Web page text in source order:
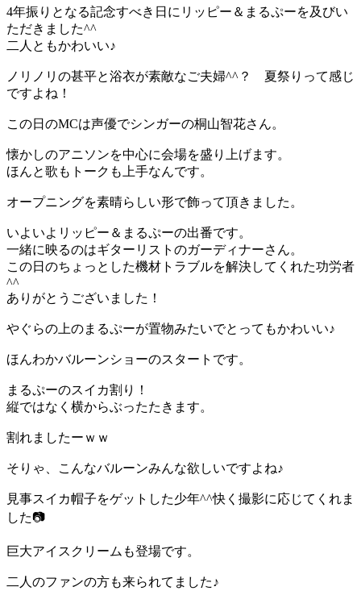
4年振りとなる記念すべき日にリッピー＆まるぷーを及びい
ただきました^^
二人ともかわいい♪
ノリノリの甚平と浴衣が素敵なご夫婦^^？ 夏祭りって感じ
ですよね！
この日のMCは声優でシンガーの桐山智花さん。
懐かしのアニソンを中心に会場を盛り上げます。
ほんと歌もトークも上手なんです。
オープニングを素晴らしい形で飾って頂きました。
いよいよリッピー＆まるぷーの出番です。
一緒に映るのはギターリストのガーディナーさん。
この日のちょっとした機材トラブルを解決してくれた功労者
^^
ありがとうございました！
やぐらの上のまるぷーが置物みたいでとってもかわいい♪
ほんわかバルーンショーのスタートです。
まるぷーのスイカ割り！
縦ではなく横からぶったたきます。
割れましたーｗｗ
そりゃ、こんなバルーンみんな欲しいですよね♪
見事スイカ帽子をゲットした少年^^快く撮影に応じてくれま
した📷
巨大アイスクリームも登場です。
二人のファンの方も来られてました♪